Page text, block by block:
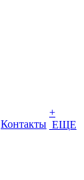
Контакты
+
ЕЩЕ